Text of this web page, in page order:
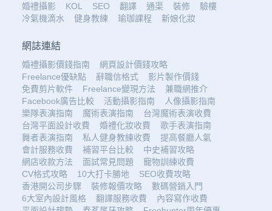
婚禮攝影
KOL SEO 翻譯 通渠 裝修
驗樓
冷氣機滴水
健身教練 瑜珈課程 新娘化妝
網誌連結
婚禮攝影價錢指南
網頁設計價錢攻略
Freelance優缺點
辭職信格式
影片製作價錢
免費剪片軟件
Freelance變現方法
兼職網推介
Facebook廣告比較
活動攝影指南
人像攝影指南
樂隊表演指南
魔術表演指南
台灣魔術表演收費
台灣平面設計收費
婚禮化妝收費
歌手表演指南
舞者表演指南
私人健身教練收費
提高餐廳人氣
會計服務收費
補習平台比較
中史補習攻略
網店收款方法
面試常見問題
寵物訓練收費
CV格式攻略
10大打卡勝地
SEO收費攻略
香港開公司步驟
裝修報價攻略
數碼營銷入門
6大室內設計風格
翻譯服務收費
內容寫作收費